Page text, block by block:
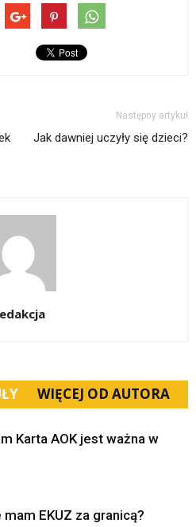
Następny artykuł
Jak dawniej uczyły się dzieci?
WIĘCEJ OD AUTORA
Karta AOK jest ważna w
mam EKUZ za granicą?